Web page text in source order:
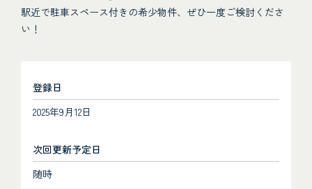
駅近で駐車スペース付きの希少物件、ぜひ一度ご検討くださ
い！
登録日
2025年9月12日
次回更新予定日
随時